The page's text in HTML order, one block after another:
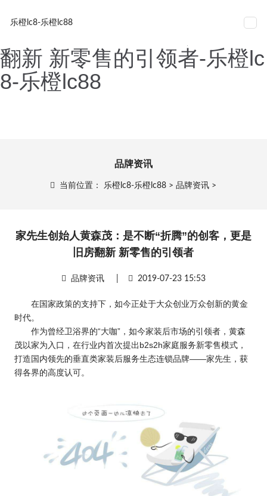
家先生创始人黄森茂：是不
断“折腾”的创客，更是旧房
翻新 新零售的引领者-乐橙lc
8-乐橙lc88
乐橙lc8-乐橙lc88
品牌资讯
当前位置： 乐橙lc8-乐橙lc88 >品牌资讯 >
家先生创始人黄森茂：是不断“折腾”的创客，更是
旧房翻新 新零售的引领者
品牌资讯| 2019-07-23 15:53
在国家政策的支持下，如今正处于大众创业万众创新的黄金
时代。
作为曾经卫浴界的“大咖”，如今家装后市场的引领者，黄森
茂以家为入口，在行业内首次提出b2s2h家庭服务新零售模式，
打造国内领先的垂直类家装后服务生态连锁品牌——家先生，获
得各界的高度认可。